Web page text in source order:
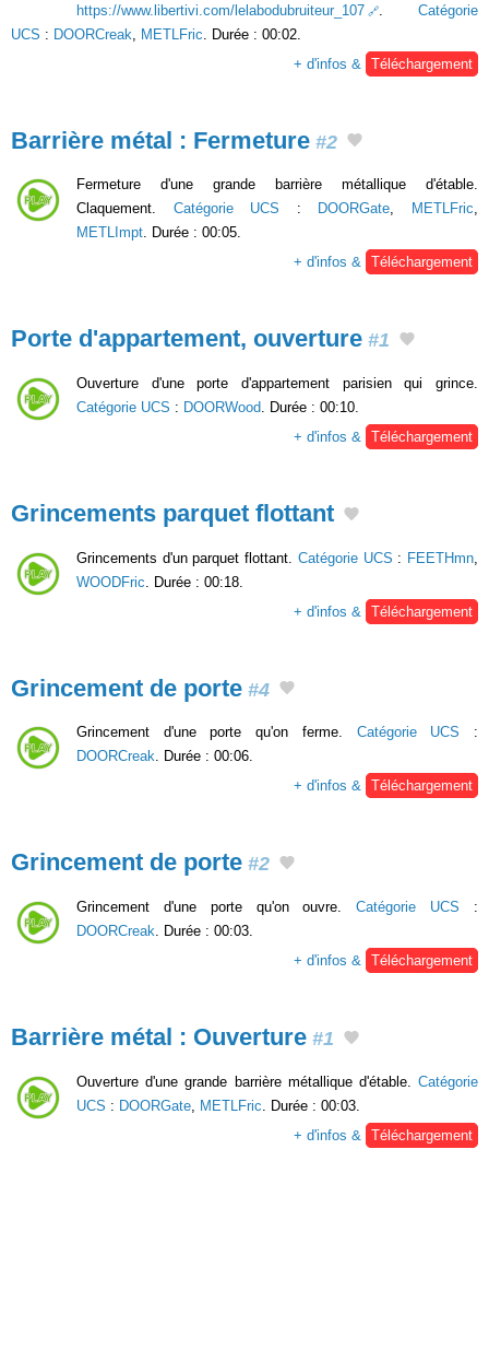
https://www.libertivi.com/lelabodubruiteur_107
. Catégorie
UCS : DOORCreak METLFric . Durée : 00:02.
+ d'infos &
Téléchargement
Barrière métal : Fermeture #2
Fermeture d'une grande barrière métallique d'étable.
Claquement. Catégorie UCS : DOORGate, METLFric,
METLImpt. Durée : 00:05.
+ d'infos & Téléchargement
Porte d'appartement, ouverture #1
Ouverture d'une porte d'appartement parisien qui grince.
Catégorie UCS : DOORWood . Durée : 00:10.
+ d'infos &
Téléchargement
Grincements parquet flottant
Grincements d'un parquet flottant. Catégorie UCS : FEETHmn
WOODFric . Durée : 00:18.
+ d'infos &
Téléchargement
Grincement de porte #4
Grincement d'une porte qu'on ferme. Catégorie UCS :
DOORCreak. Durée : 00:06.
+ d'infos & Téléchargement
Grincement de porte #2
Grincement d'une porte qu'on ouvre.Catégorie UCS :
DOORCreak . Durée : 00:03.
+ d'infos &
Téléchargement
Barrière métal : Ouverture #1
Ouverture d'une grande barrière métallique d'étable. Catégorie
UCS : DOORGate METLFric . Durée : 00:03.
+ d'infos &
Téléchargement